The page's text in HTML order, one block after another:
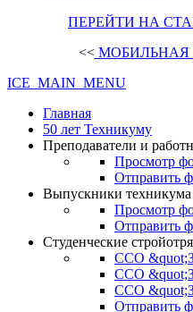
ПЕРЕЙТИ НА
<<МОБИЛЬНАЯ
ICE_MAIN_MENU
Главная
50 лет Техникуму
Преподаватели и
Просмотр
Отправить
Выпускники техникума
Просмотр
Отправить
Студенческие
ССО
ССО
ССО
Отправить